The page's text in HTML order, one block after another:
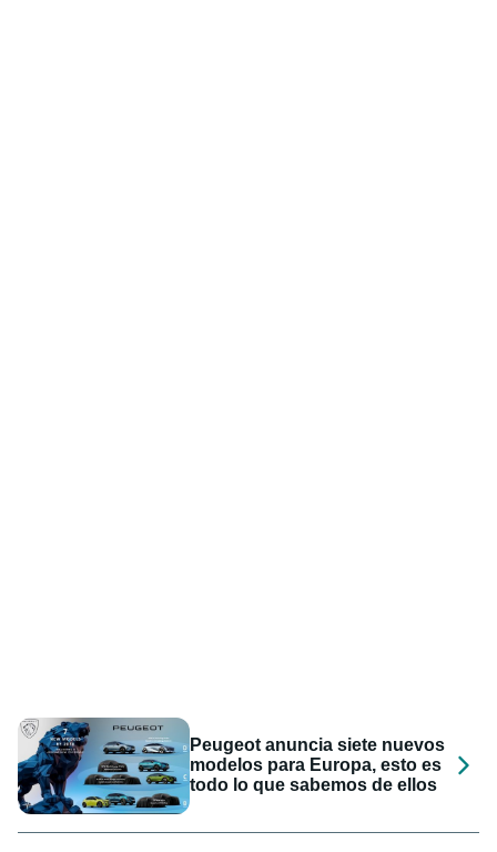
Peugeot anuncia siete nuevos
modelos para Europa, esto es
todo lo que sabemos de ellos